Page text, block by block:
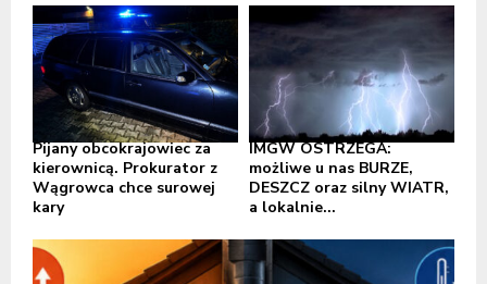
Pijany obcokrajowiec za
kierownicą. Prokurator z
Wągrowca chce surowej
kary
IMGW OSTRZEGA:
możliwe u nas BURZE,
DESZCZ oraz silny WIATR,
a lokalnie...